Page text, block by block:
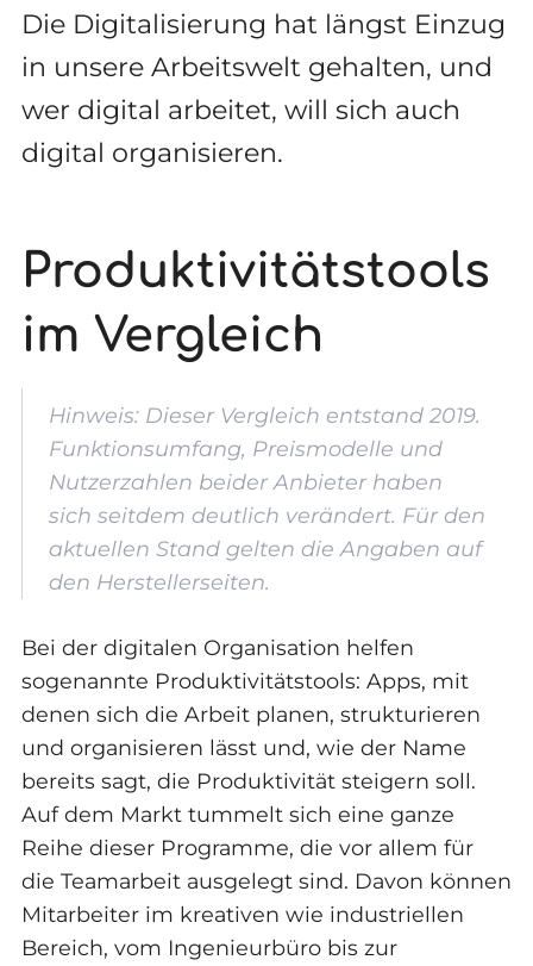
Die Digitalisierung hat längst Einzug
in unsere Arbeitswelt gehalten, und
wer digital arbeitet, will sich auch
digital organisieren.
Produktivitätstools
im Vergleich
Hinweis: Dieser Vergleich entstand 2019.
Funktionsumfang, Preismodelle und
Nutzerzahlen beider Anbieter haben
sich seitdem deutlich verändert. Für den
aktuellen Stand gelten die Angaben auf
den Herstellerseiten.
Bei der digitalen Organisation helfen
sogenannte Produktivitätstools: Apps, mit
denen sich die Arbeit planen, strukturieren
und organisieren lässt und, wie der Name
bereits sagt, die Produktivität steigern soll.
Auf dem Markt tummelt sich eine ganze
Reihe dieser Programme, die vor allem für
die Teamarbeit ausgelegt sind. Davon können
Mitarbeiter im kreativen wie industriellen
Bereich, vom Ingenieurbüro bis zur